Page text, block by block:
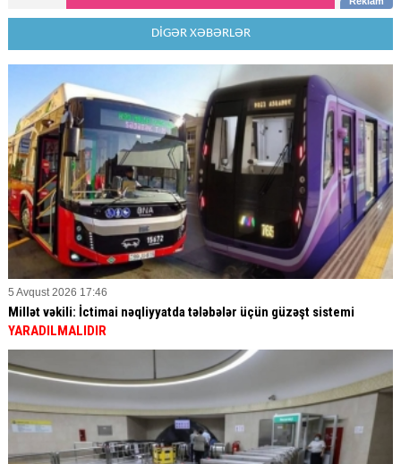
DİGƏR XƏBƏRLƏR
5 Avqust 2026 17:46
Millət vəkili: İctimai nəqliyyatda tələbələr üçün güzəşt sistemi
YARADILMALIDIR